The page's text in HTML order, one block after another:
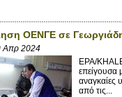
ΟΕΝΓΕ σε
Απρ 2024
EPA/
επείγουσα
αναγκαίες
από τις...